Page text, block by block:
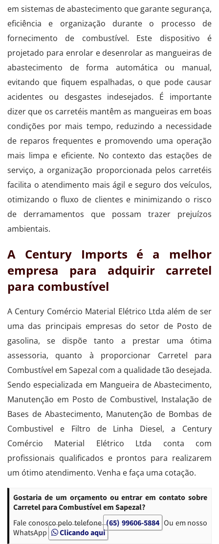
em sistemas de abastecimento que garante segurança,
eficiência e organização durante o processo de
fornecimento de combustível. Este dispositivo é
projetado para enrolar e desenrolar as mangueiras de
abastecimento de forma automática ou manual,
evitando que fiquem espalhadas, o que pode causar
acidentes ou desgastes indesejados. É importante
dizer que os carretéis mantêm as mangueiras em boas
condições por mais tempo, reduzindo a necessidade
de reparos frequentes e promovendo uma operação
mais limpa e eficiente. No contexto das estações de
serviço, a organização proporcionada pelos carretéis
facilita o atendimento mais ágil e seguro dos veículos,
otimizando o fluxo de clientes e minimizando o risco
de derramamentos que possam trazer prejuízos
ambientais.
A Century Imports é a melhor
empresa para adquirir carretel
para combustível
A Century Comércio Material Elétrico Ltda além de ser
uma das principais empresas do setor de Posto de
gasolina, se dispõe tanto a prestar uma ótima
assessoria, quanto à proporcionar Carretel para
Combustível em Sapezal com a qualidade tão desejada.
Sendo especializada em Mangueira de Abastecimento,
Manutenção em Posto de Combustivel, Instalação de
Bases de Abastecimento, Manutenção de Bombas de
Combustivel e Filtro de Linha Diesel, a Century
Comércio Material Elétrico Ltda conta com
profissionais qualificados e prontos para realizarem
um ótimo atendimento. Venha e faça uma cotação.
Gostaria de um orçamento ou entrar em contato sobre
Carretel para Combustível em Sapezal?
Fale conosco pelo telefone (65) 99606-5884 Ou em nosso
WhatsApp
Clicando aqui